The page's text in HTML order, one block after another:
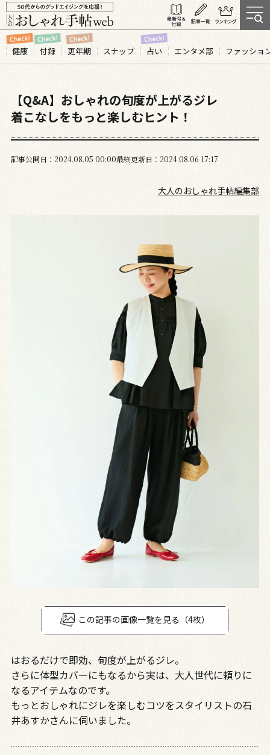
健康 付録 更年期 スナップ 占い エンタメ部 ファッショ
【Q&A】おしゃれの旬度が上がるジレ
着こなしをもっと楽しむヒント！
記事公開日 2024.08 05 00:00最終更新日 2024.08.06 17:17
大人のおしゃれ手帖編集部
この記事の画像一覧を見る（4枚）
はおるだけで即効、旬度が上がるジレ。
さらに体型カバーにもなるから実は、大人世代に頼りに
なるアイテムなのです。
もっとおしゃれにジレを楽しむコツをスタイリストの石
井あすかさんに伺いました。